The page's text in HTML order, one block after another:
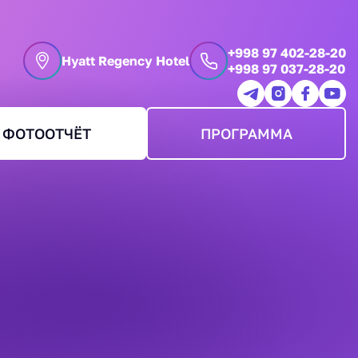
Hyatt Regency Hotel
+998 97 402-28-20
+998 97 037-28-20
ФОТООТЧЁТ ПРОГРАММА